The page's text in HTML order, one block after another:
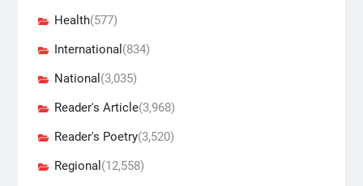
Health(577)
International (834)
National (3,035)
Reader's Article(3,968)
Reader's Poetry(3,520)
Regional (12,558)